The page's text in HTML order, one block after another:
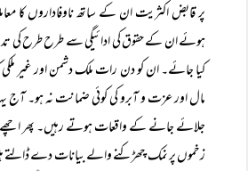
پر قابض اکثریت ان کے ساتھ ناوفاداروں کا
ہوئے ان کے حقوق کی ادائیگی سے طرح طرح کی
کیا جائے۔ ان کو دن رات ملک دشمن اور غیر
مال اور عزت و آبرو کی کوئی ضمانت نہ ہو۔
جلائے جانے کے واقعات ہوتے رہیں۔ پھر
زخموں پر نمک چھڑکنے والے بیانات دے